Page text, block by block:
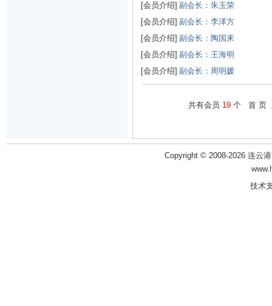
[会员介绍] 副会长：朱玉荣
[会员介绍] 副会长：李泽方
[会员介绍] 副会长：陶国来
[会员介绍] 副会长：王海明
[会员介绍] 副会长：周明媛
共有会员 19 个 首 页
Copyright © 2008-2026 连云
技术